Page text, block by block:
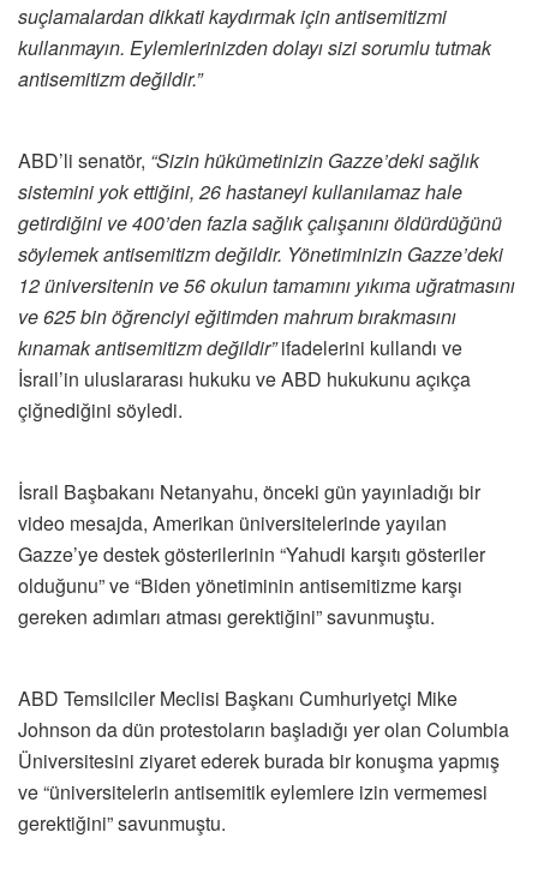
suçlamalardan dikkati kaydırmak için antisemitizmi
kullanmayın. Eylemlerinizden dolayı sizi sorumlu tutmak
antisemitizm değildir.”
ABD’li senatör, “Sizin hükümetinizin Gazze’deki sağlık
sistemini yok ettiğini, 26 hastaneyi kullanılamaz hale
getirdiğini ve 400’den fazla sağlık çalışanını öldürdüğünü
söylemek antisemitizm değildir. Yönetiminizin Gazze’deki
12 üniversitenin ve 56 okulun tamamını yıkıma uğratmasını
ve 625 bin öğrenciyi eğitimden mahrum bırakmasını
kınamak antisemitizm değildir”ifadelerini kullandı ve
İsrail’in uluslararası hukuku ve ABD hukukunu açıkça
çiğnediğini söyledi.
İsrail Başbakanı Netanyahu, önceki gün yayınladığı bir
video mesajda, Amerikan üniversitelerinde yayılan
Gazze’ye destek gösterilerinin “Yahudi karşıtı gösteriler
olduğunu” ve “Biden yönetiminin antisemitizme karşı
gereken adımları atması gerektiğini” savunmuştu.
ABD Temsilciler Meclisi Başkanı Cumhuriyetçi Mike
Johnson da dün protestoların başladığı yer olan Columbia
Üniversitesini ziyaret ederek burada bir konuşma yapmış
ve “üniversitelerin antisemitik eylemlere izin vermemesi
gerektiğini” savunmuştu.